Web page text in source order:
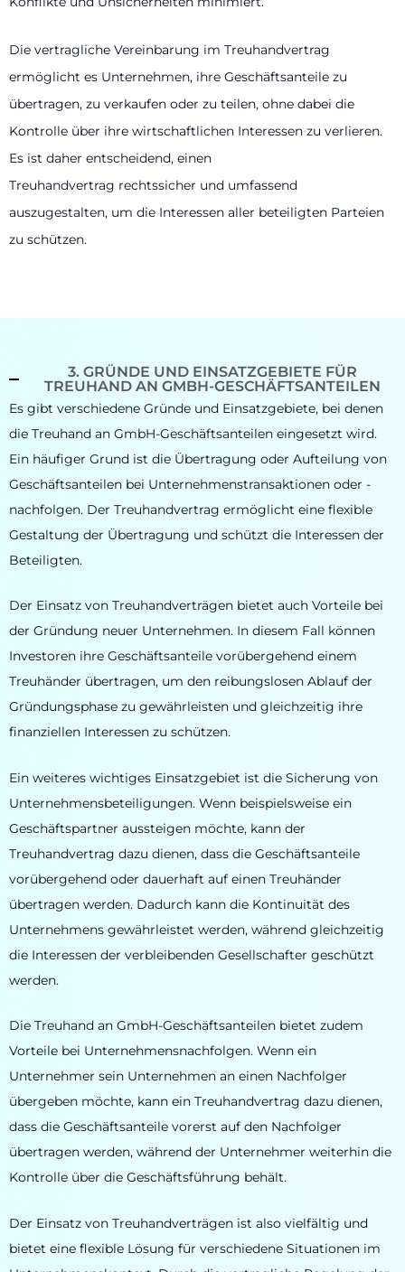
Die vertragliche Vereinbarung im Treuhandvertrag
ermöglicht es Unternehmen, ihre Geschäftsanteile zu
übertragen, zu verkaufen oder zu teilen, ohne dabei die
Kontrolle über ihre wirtschaftlichen Interessen zu verlieren.
Es ist daher entscheidend, einen
Treuhandvertrag rechtssicher und umfassend
auszugestalten, um die Interessen aller beteiligten Parteien
zu schützen.
3. GRÜNDE UND EINSATZGEBIETE FÜR
TREUHAND AN GMBH-GESCHÄFTSANTEILEN
Es gibt verschiedene Gründe und Einsatzgebiete, bei denen
die Treuhand an GmbH-Geschäftsanteilen eingesetzt wird.
Ein häufiger Grund ist die Übertragung oder Aufteilung von
Geschäftsanteilen bei Unternehmenstransaktionen oder -
nachfolgen. Der Treuhandvertrag ermöglicht eine flexible
Gestaltung der Übertragung und schützt die Interessen der
Beteiligten.
Der Einsatz von Treuhandverträgen bietet auch Vorteile bei
der Gründung neuer Unternehmen. In diesem Fall können
Investoren ihre Geschäftsanteile vorübergehend einem
Treuhänder übertragen, um den reibungslosen Ablauf der
Gründungsphase zu gewährleisten und gleichzeitig ihre
finanziellen Interessen zu schützen.
Ein weiteres wichtiges Einsatzgebiet ist die Sicherung von
Unternehmensbeteiligungen. Wenn beispielsweise ein
Geschäftspartner aussteigen möchte, kann der
Treuhandvertrag dazu dienen, dass die Geschäftsanteile
vorübergehend oder dauerhaft auf einen Treuhänder
übertragen werden. Dadurch kann die Kontinuität des
Unternehmens gewährleistet werden, während gleichzeitig
die Interessen der verbleibenden Gesellschafter geschützt
werden.
Die Treuhand an GmbH-Geschäftsanteilen bietet zudem
Vorteile bei Unternehmensnachfolgen. Wenn ein
Unternehmer sein Unternehmen an einen Nachfolger
übergeben möchte, kann ein Treuhandvertrag dazu dienen,
dass die Geschäftsanteile vorerst auf den Nachfolger
übertragen werden, während der Unternehmer weiterhin die
Kontrolle über die Geschäftsführung behält.
Der Einsatz von Treuhandverträgen ist also vielfältig und
bietet eine flexible Lösung für verschiedene Situationen im